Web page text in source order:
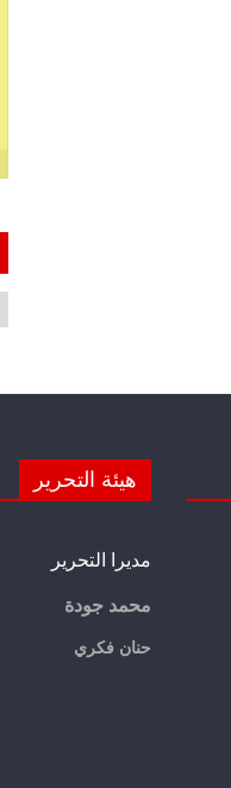
هيئة التحرير
مديرا التحرير
محمد جودة
حنان فكري